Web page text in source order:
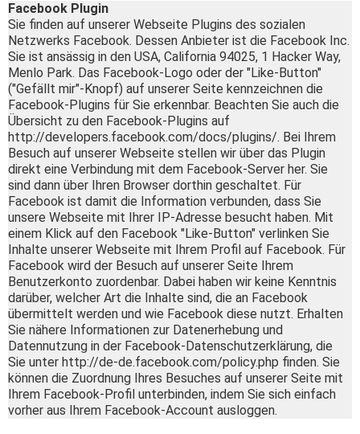
Facebook Plugin
Sie finden auf unserer Webseite Plugins des sozialen
Netzwerks Facebook. Dessen Anbieter ist die Facebook Inc.
Sie ist ansässig in den USA, California 94025, 1 Hacker Way,
Menlo Park. Das Facebook-Logo oder der "Like-Button"
("Gefällt mir"-Knopf) auf unserer Seite kennzeichnen die
Facebook-Plugins für Sie erkennbar. Beachten Sie auch die
Übersicht zu den Facebook-Plugins auf
http://developers.facebook.com/docs/plugins/. Bei Ihrem
Besuch auf unserer Webseite stellen wir über das Plugin
direkt eine Verbindung mit dem Facebook-Server her. Sie
sind dann über Ihren Browser dorthin geschaltet. Für
Facebook ist damit die Information verbunden, dass Sie
unsere Webseite mit Ihrer IP-Adresse besucht haben. Mit
einem Klick auf den Facebook "Like-Button" verlinken Sie
Inhalte unserer Webseite mit Ihrem Profil auf Facebook. Für
Facebook wird der Besuch auf unserer Seite Ihrem
Benutzerkonto zuordenbar. Dabei haben wir keine Kenntnis
darüber, welcher Art die Inhalte sind, die an Facebook
übermittelt werden und wie Facebook diese nutzt. Erhalten
Sie nähere Informationen zur Datenerhebung und
Datennutzung in der Facebook-Datenschutzerklärung, die
Sie unter http://de-de.facebook.com/policy.php finden. Sie
können die Zuordnung Ihres Besuches auf unserer Seite mit
Ihrem Facebook-Profil unterbinden, indem Sie sich einfach
vorher aus Ihrem Facebook-Account ausloggen.